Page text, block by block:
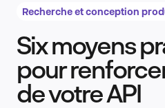
Recherche et
Recherche et conception
Six moyens
pour
de votre API